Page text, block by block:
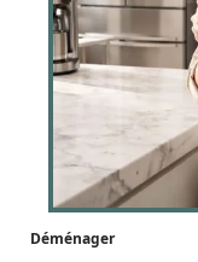
Déménager